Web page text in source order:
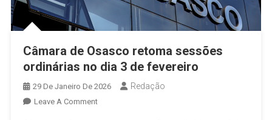
Câmara de Osasco retoma sessões
ordinárias no dia 3 de fevereiro
29 De Janeiro De 2026 Redação
Leave A CommentOn